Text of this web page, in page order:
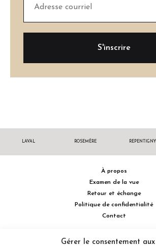
Gérer le consentement aux
LAVAL ROSEMÈRE REPENTIGNY
À propos
Examen de la vue
Retour et échange
Politique de confidentialité
Contact
514 732.0222